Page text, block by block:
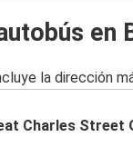
en
la dirección
Charles Street